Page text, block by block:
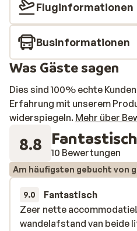
Fluginformationen
Businformationen
Was Gäste sagen
Dies sind 100% echte
Erfahrung mit unserem
widerspiegeln. Mehr über
8.8 Fantastisch
10 Bewertungen
Am häufigsten gebucht von
9.0 Fantastisch
Zeer nette
wandelafstand van beide
Zeer nette
wandelafstand van beide